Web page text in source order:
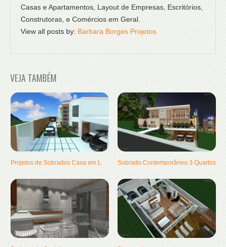
Casas e Apartamentos, Layout de Empresas, Escritórios,
Construtoras, e Comércios em Geral.
View all posts by: Barbara Borges Projetos
VEJA TAMBÉM
Projetos de Sobrados Casa em L Sobrado Contemporâneo 3 Quartos